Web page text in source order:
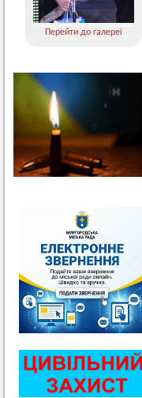
Перейти до галереї